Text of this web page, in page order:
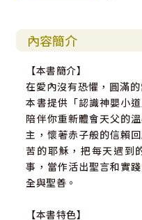
內容簡介
【本書簡介】
在愛內沒有恐懼，圓滿
本書提供「認識神嬰小
陪伴你重新體會天父的
主，懷著赤子般的信賴
苦的耶穌，把每天遇到
事，當作活出聖言和實
全與聖善。
【本書特色】